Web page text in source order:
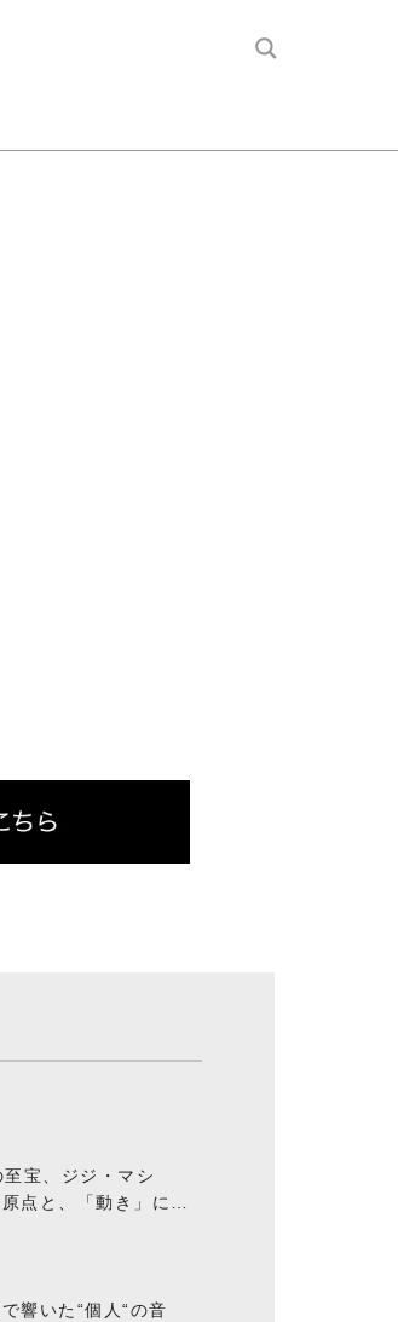
宝、ジジ・マシ
点と、「動き」に満
響いた“個人“の音